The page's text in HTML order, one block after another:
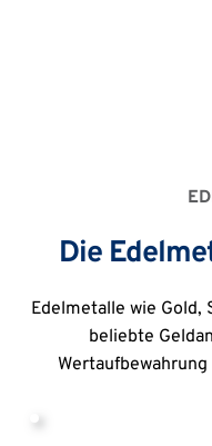
Die
Edelmetalle wie Gold,
beliebte